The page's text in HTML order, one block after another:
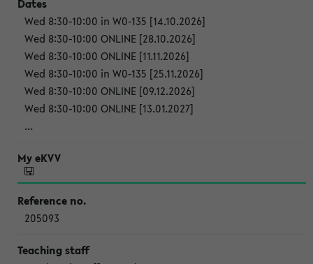
Wed 8:30-10:00 in W0-135 [14.10.2026]
Wed 8:30-10:00 ONLINE [28.10.2026]
Wed 8:30-10:00 ONLINE [11.11.2026]
Wed 8:30-10:00 in W0-135 [25.11.2026]
Wed 8:30-10:00 ONLINE [09.12.2026]
Wed 8:30-10:00 ONLINE [13.01.2027]
...
205093